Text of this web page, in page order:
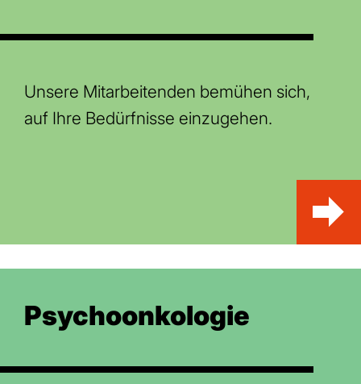
Unsere Mitarbeitenden bemühen sich,
auf Ihre Bedürfnisse einzugehen.
Psychoonko­logie